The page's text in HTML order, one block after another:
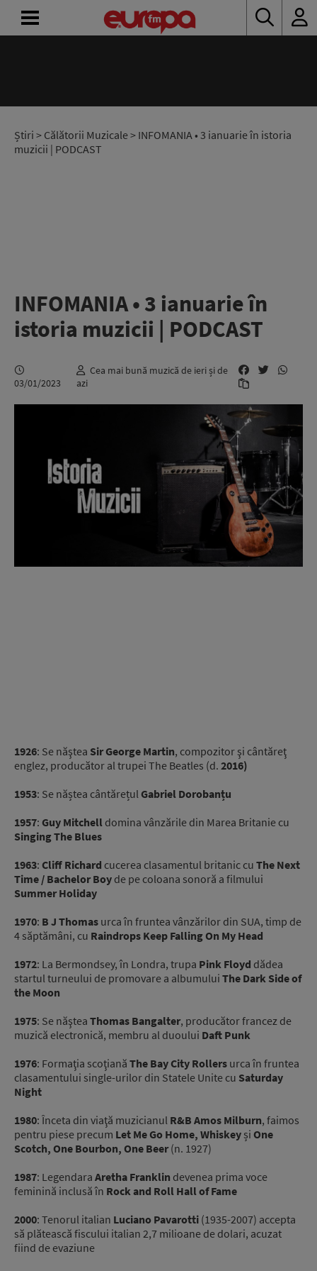
Știri > Călătorii Muzicale> INFOMANIA • 3 ianuarie în istoria
muzicii | PODCAST
INFOMANIA • 3 ianuarie în
istoria muzicii | PODCAST
03/01/2023
Cea mai bună muzică de ieri și de
azi
1926: Se năştea Sir George Martin, compozitor şi cântăreţ
englez, producător al trupei The Beatles (d. 2016)
1953: Se năștea cântărețul Gabriel Dorobanțu
1957: Guy Mitchell domina vânzările din Marea Britanie cu
Singing The Blues
1963: Cliff Richard cucerea clasamentul britanic cu The Next
Time / Bachelor Boy de pe coloana sonoră a filmului
Summer Holiday
1970: B J Thomas urca în fruntea vânzărilor din SUA, timp de
4 săptămâni, cu Raindrops Keep Falling On My Head
1972: La Bermondsey, în Londra, trupa Pink Floyd dădea
startul turneului de promovare a albumului The Dark Side of
the Moon
1975: Se năştea Thomas Bangalter, producător francez de
muzică electronică, membru al duoului Daft Punk
1976: Formaţia scoţiană The Bay City Rollers urca în fruntea
clasamentului single-urilor din Statele Unite cu Saturday
Night
1980: Înceta din viaţă muzicianul R&B Amos Milburn, faimos
pentru piese precum Let Me Go Home, Whiskey și One
Scotch, One Bourbon, One Beer(n. 1927)
1987: Legendara Aretha Franklin devenea prima voce
feminină inclusă în Rock and Roll Hall of Fame
2000: Tenorul italian Luciano Pavarotti (1935-2007) accepta
să plătească fiscului italian 2,7 milioane de dolari, acuzat
fiind de evaziune
RADIO